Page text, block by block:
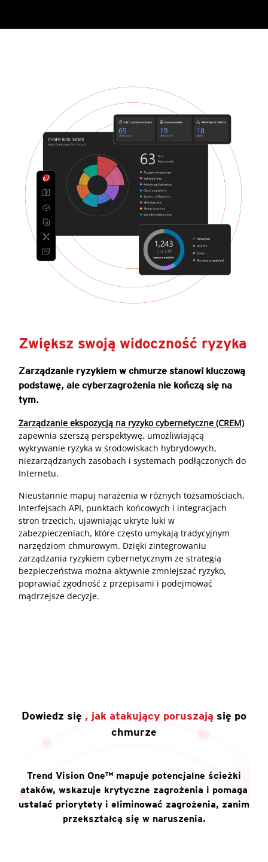
Zwiększ swoją widoczność ryzyka
Zarządzanie ryzykiem w chmurze stanowi kluczową
podstawę, ale cyberzagrożenia nie kończą się na
tym.
Zarządzanie ekspozycją na ryzyko cybernetyczne (CREM)
zapewnia szerszą perspektywę, umożliwiającą
wykrywanie ryzyka w środowiskach hybrydowych,
niezarządzanych zasobach i systemach podłączonych do
Internetu.
Nieustannie mapuj narażenia w różnych tożsamościach,
interfejsach API, punktach końcowych i integracjach
stron trzecich, ujawniając ukryte luki w
zabezpieczeniach, które często umykają tradycyjnym
narzędziom chmurowym. Dzięki zintegrowaniu
zarządzania ryzykiem cybernetycznym ze strategią
bezpieczeństwa można aktywnie zmniejszać ryzyko,
poprawiać zgodność z przepisami i podejmować
mądrzejsze decyzje.
Dowiedz się , jak atakujący poruszają się po
chmurze
Trend Vision One™ mapuje potencjalne ścieżki
ataków, wskazuje krytyczne zagrożenia i pomaga
ustalać priorytety i eliminować zagrożenia, zanim
przekształcą się w naruszenia.